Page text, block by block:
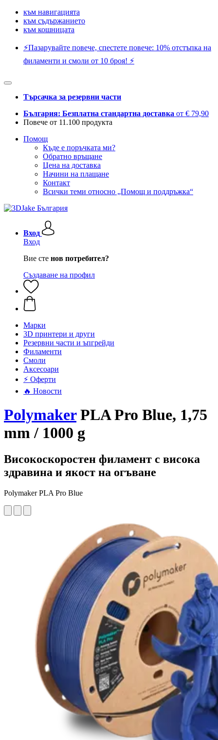
към навигацията
към съдържанието
към кошницата
⚡️Пазарувайте повече, спестете повече: 10% отстъпка на
филаменти и смоли от 10 броя! ⚡️
Търсачка за резервни части
България: Безплатна стандартна доставка от € 79,90
Повече от 11.100 продукта
Помощ
Къде е поръчката ми?
Обратно връщане
Цена на доставка
Начини на плащане
Контакт
Всички теми относно „Помощ и поддръжка“
Вход
Вход
Вие сте нов потребител?
Създаване на профил
Mарки
3D принтери и други
Резервни части и ъпгрейди
Филаменти
Смоли
Аксесоари
⚡ Оферти
🔥 Новости
PolymakerPLA Pro Blue, 1,75
mm / 1000 g
Високоскоростен филамент с висока
здравина и якост на огъване
Polymaker PLA Pro Blue